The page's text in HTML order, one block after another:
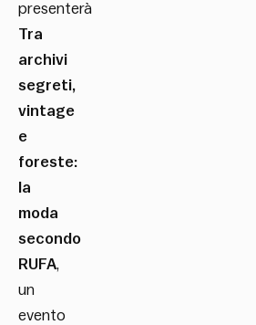
presenterà
Tra
archivi
segreti,
vintage
e
foreste:
la
moda
secondo
RUFA,
un
evento